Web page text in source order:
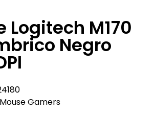
Logitech M170
Negro
Mouse Gamers